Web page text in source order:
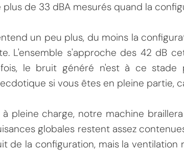
plus de 33 dBA mesurés quand la
un peu plus, du moins la
L'ensemble s'approche des 42 dB
le bruit généré n'est à ce
si vous êtes en pleine partie,
à pleine charge, notre machine
globales restent assez
de la configuration, mais la